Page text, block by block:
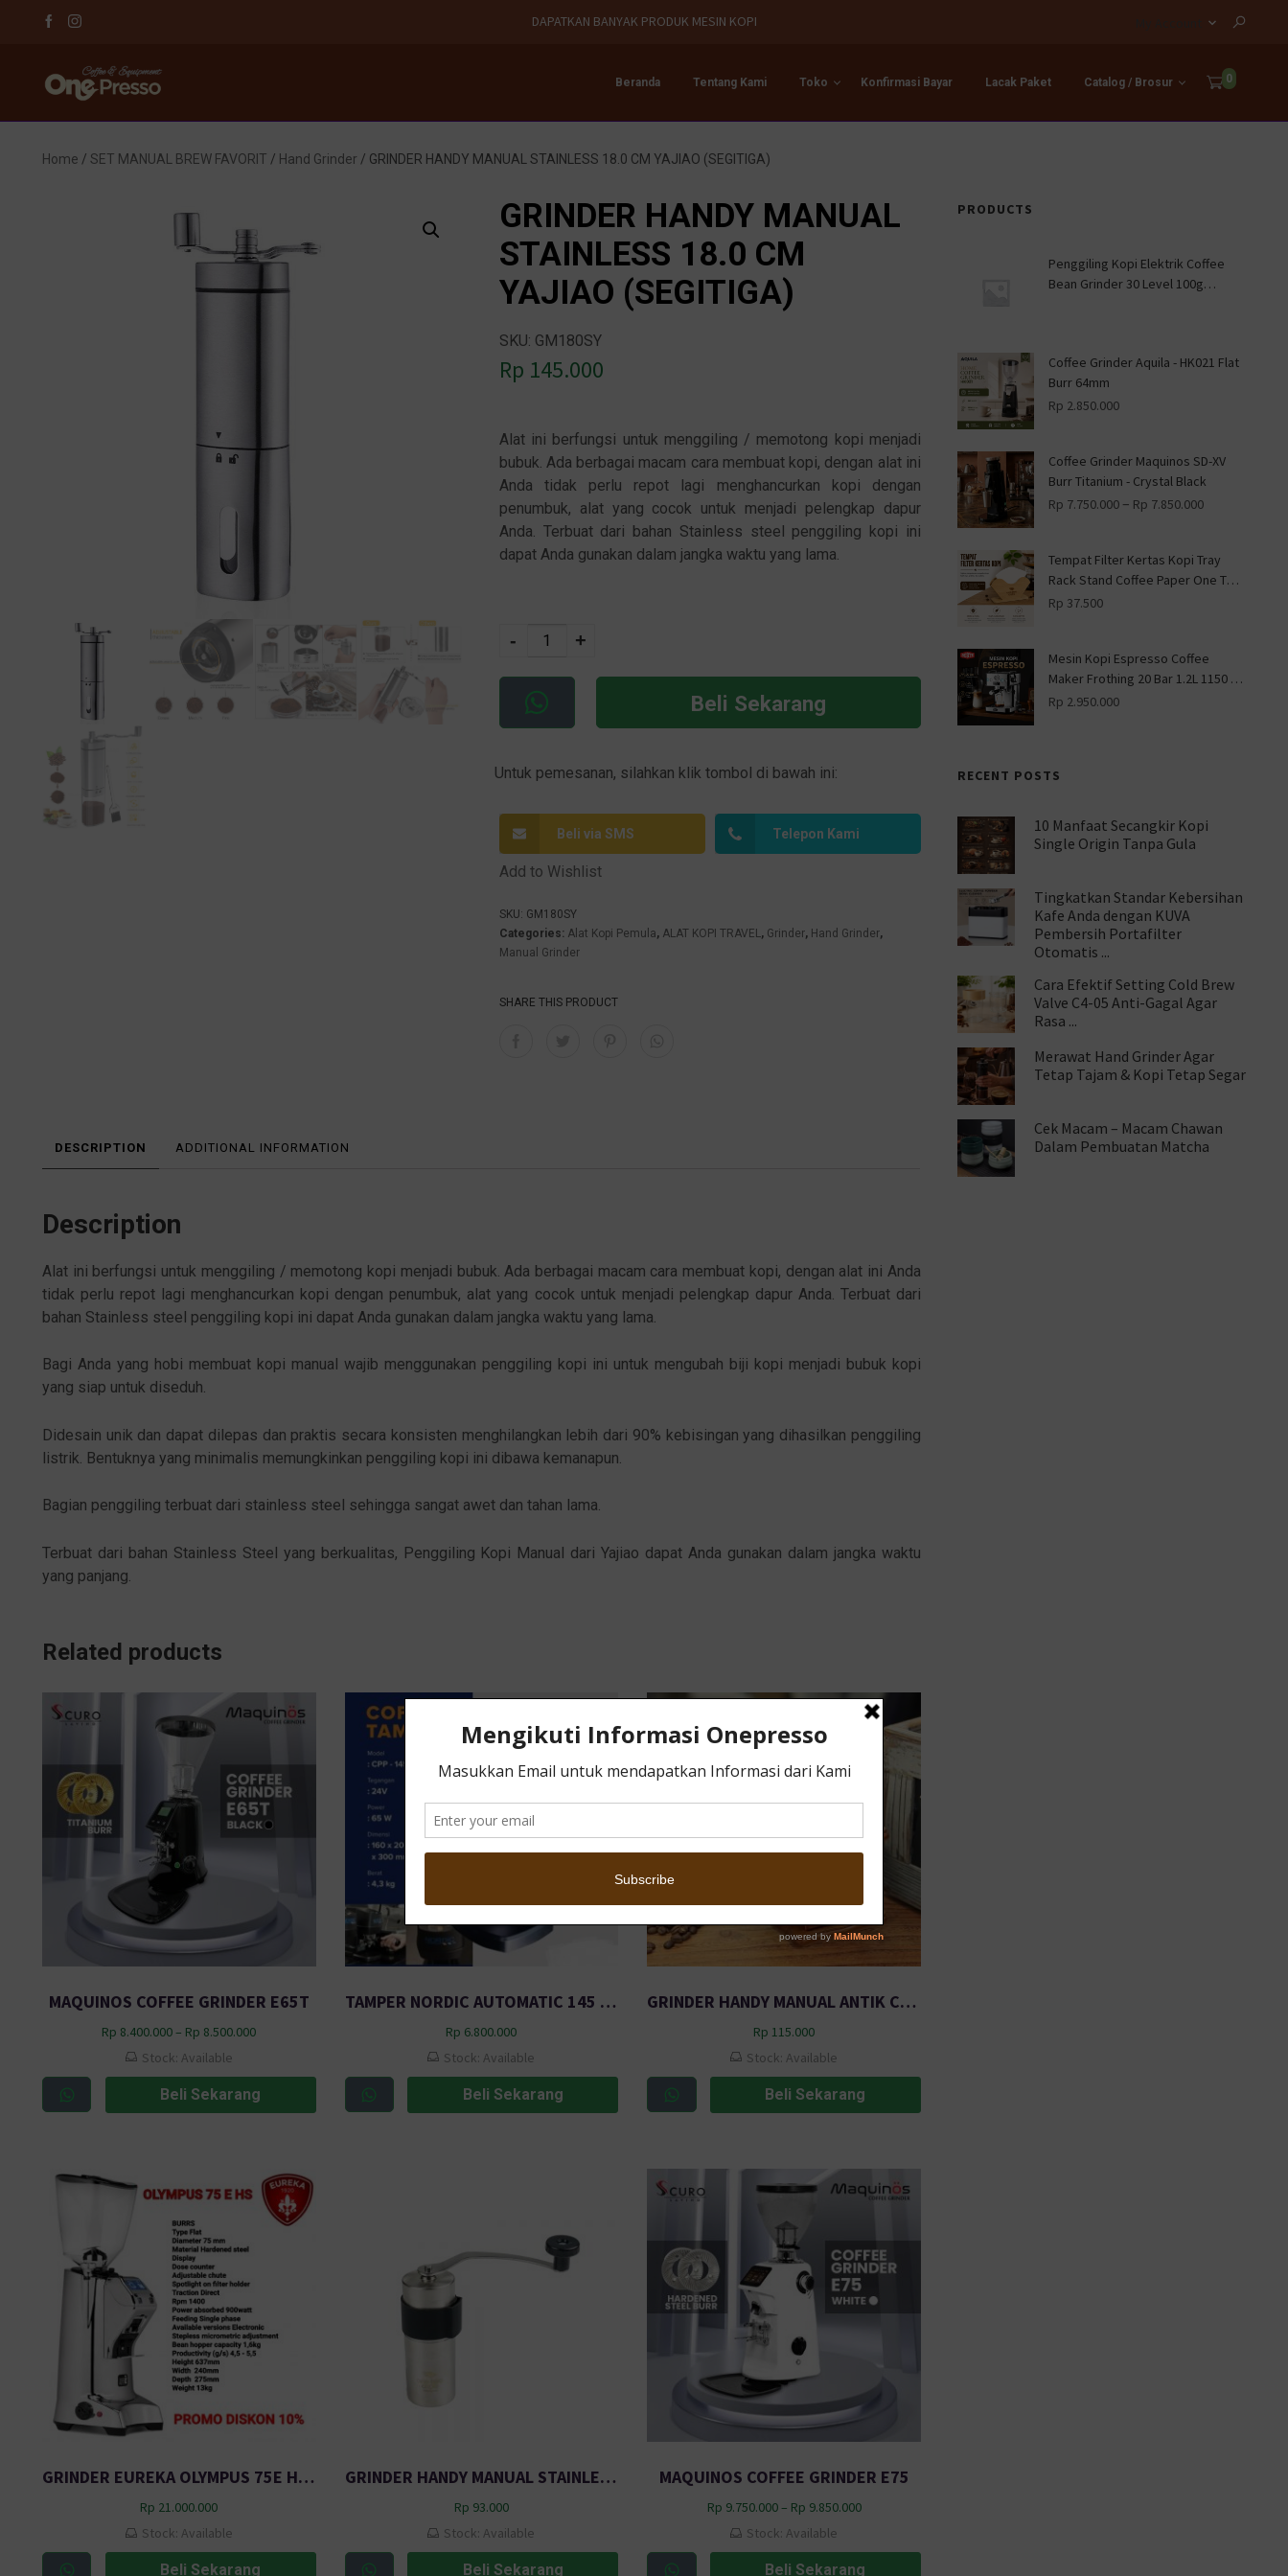
DAPATKAN BANYAK PRODUK MESIN KOPI
Beranda Tentang Kami Toko Konfirmasi Bayar Lacak Paket Catalog / Brosur 0
Home / SET MANUAL BREW FAVORIT / Hand Grinder / GRINDER HANDY MANUAL STAINLESS 18.0 CM YAJIAO (SEGITIGA)
PRODUCTS
Penggiling Kopi Elektrik Coffee
Bean Grinder 30 Level 100g
Coffee Grinder Aquila - HK021 Flat
Burr 64mm
Rp 2.850.000
Coffee Grinder Maquinos SD-XV
Burr Titanium - Crystal Black
Rp 7.750.000– Rp 7.850.000
Tempat Filter Kertas Kopi Tray
Rack Stand Coffee Paper One Two
Cups - ZJ013 - Wooden
Rp 37.500
Mesin Kopi Espresso Coffee
Maker Frothing 20 Bar 1.2L 1150 W
- CM-601G - Silver
Rp 2.950.000
RECENT POSTS
10 Manfaat Secangkir Kopi
Single Origin Tanpa Gula
Tingkatkan Standar Kebersihan
Kafe Anda dengan KUVA
Pembersih Portafilter
Otomatis ...
Cara Efektif Setting Cold Brew
Valve C4-05 Anti-Gagal Agar
Rasa ...
Merawat Hand Grinder Agar
Tetap Tajam & Kopi Tetap Segar
Cek Macam – Macam Chawan
Dalam Pembuatan Matcha
GRINDER HANDY MANUAL
STAINLESS 18.0 CM
YAJIAO (SEGITIGA)
SKU: GM180SY
Rp 145.000
Alat ini berfungsi untuk menggiling / memotong kopi menjadi
bubuk. Ada berbagai macam cara membuat kopi, dengan alat ini
Anda tidak perlu repot lagi menghancurkan kopi dengan
penumbuk, alat yang cocok untuk menjadi pelengkap dapur
Anda. Terbuat dari bahan Stainless steel penggiling kopi ini
dapat Anda gunakan dalam jangka waktu yang lama.
- +
Beli Sekarang
ti
e
Untuk pemesanan, silahkan klik tombol di bawah ini:
Beli via SMS Telepon Kami
Add to Wishlist
SKU: GM180SY
Categories: Alat Kopi Pemula, ALAT KOPI TRAVEL , Grinder, Hand Grinder,
Manual Grinder
SHARE THIS PRODUCT
DESCRIPTION ADDITIONAL INFORMATION
Description
Alat ini berfungsi untuk menggiling / memotong kopi menjadi bubuk. Ada berbagai macam cara membuat kopi, dengan alat ini Anda
tidak perlu repot lagi menghancurkan kopi dengan penumbuk, alat yang cocok untuk menjadi pelengkap dapur Anda. Terbuat dari
bahan Stainless steel penggiling kopi ini dapat Anda gunakan dalam jangka waktu yang lama.
Bagi Anda yang hobi membuat kopi manual wajib menggunakan penggiling kopi ini untuk mengubah biji kopi menjadi bubuk kopi
yang siap untuk diseduh.
Didesain unik dan dapat dilepas dan praktis secara konsisten menghilangkan lebih dari 90% kebisingan yang dihasilkan penggiling
listrik. Bentuknya yang minimalis memungkinkan penggiling kopi ini dibawa kemanapun.
Bagian penggiling terbuat dari stainless steel sehingga sangat awet dan tahan lama.
Terbuat dari bahan Stainless Steel yang berkualitas, Penggiling Kopi Manual dari Yajiao dapat Anda gunakan dalam jangka waktu
yang panjang.
Related products
MAQUINOS COFFEE GRINDER E65T
Rp 8.400.000– Rp 8.500.000
Stock: Available
Beli Sekarang
TAMPER NORDIC AUTOMATIC 145 – BLACK
Rp 6.800.000
Stock: Available
Beli Sekarang
GRINDER HANDY MANUAL ANTIK CW16290 BROWN
Rp 115.000
Stock: Available
Beli Sekarang
GRINDER EUREKA OLYMPUS 75E HS (B,G,W)
Rp 21.000.000
Stock: Available
Beli Sekarang
GRINDER HANDY MANUAL STAINLESS 13.5 CM RHNHA0176 HITAM OTC
Rp 93.000
Stock: Available
Beli Sekarang
MAQUINOS COFFEE GRINDER E75
Rp 9.750.000– Rp 9.850.000
Stock: Available
Beli Sekarang